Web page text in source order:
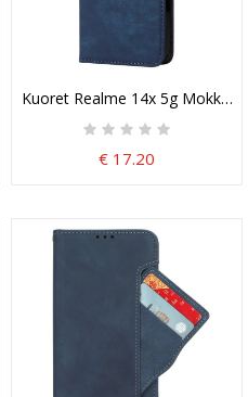
Kuoret Realme 14x 5g
€ 17.20